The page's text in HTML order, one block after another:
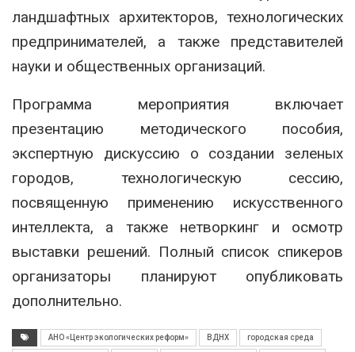
ландшафтных архитекторов, технологических
предпринимателей, а также представителей
науки и общественных организаций.
Программа мероприятия включает
презентацию методического пособия,
экспертную дискуссию о создании зеленых
городов, технологическую сессию,
посвященную применению искусственного
интеллекта, а также нетворкинг и осмотр
выставки решений. Полный список спикеров
организаторы планируют опубликовать
дополнительно.
АНО «Центр экологических реформ» ВДНХ городская среда